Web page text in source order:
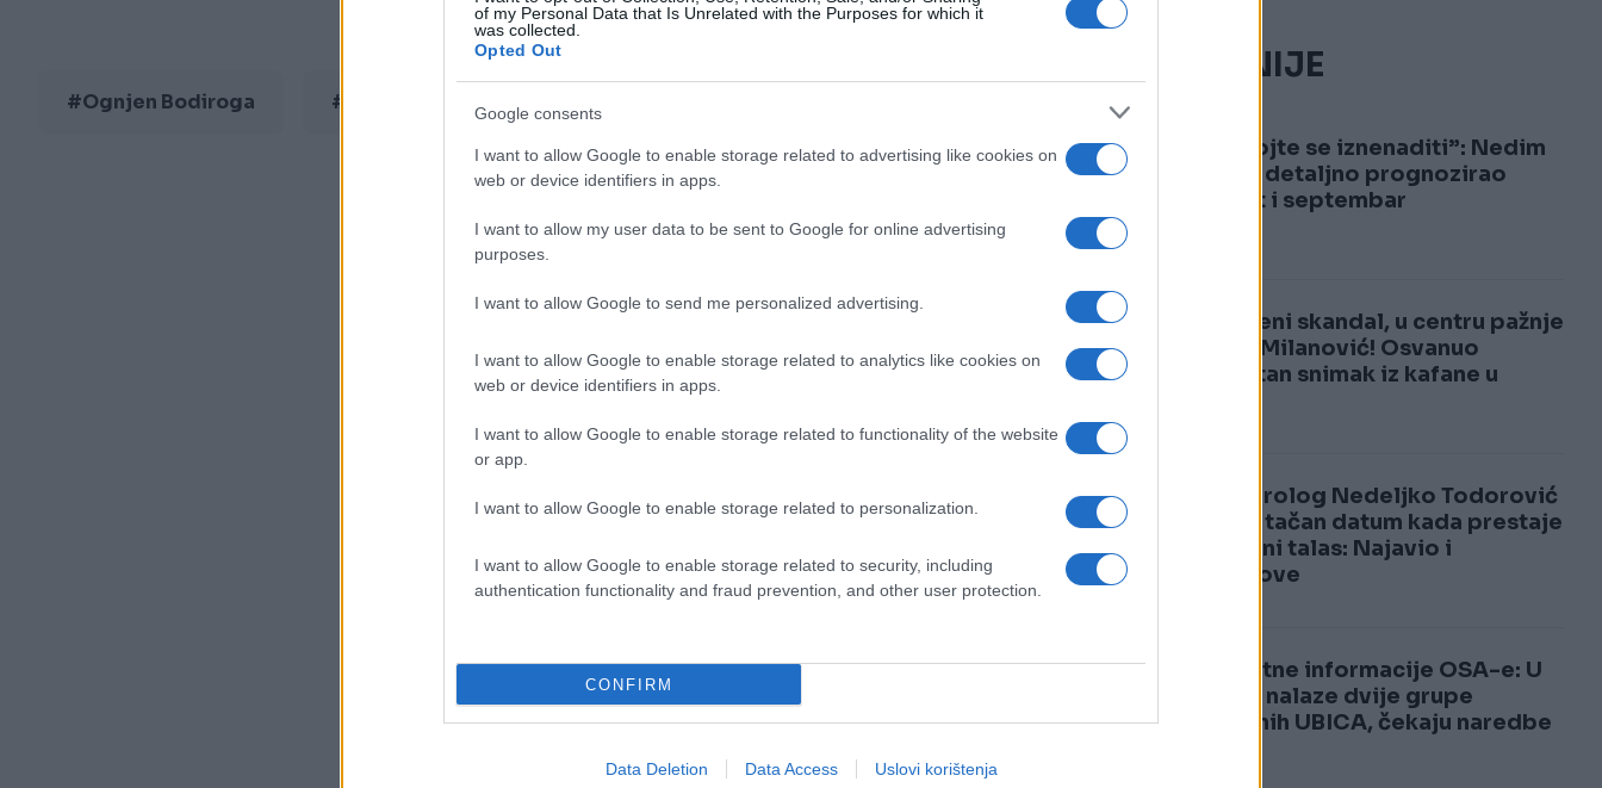
of my Personal Data that Is Unrelated with the Purposes for which it
was collected.
Opted Out
Google consents
I want to allow Google to enable storage related to advertising like cookies on
web or device identifiers in apps.
I want to allow my user data to be sent to Google for online advertising
purposes.
I want to allow Google to send me personalized advertising.
I want to allow Google to enable storage related to analytics like cookies on
web or device identifiers in apps.
I want to allow Google to enable storage related to functionality of the website
or app.
I want to allow Google to enable storage related to personalization.
I want to allow Google to enable storage related to security, including
authentication functionality and fraud prevention, and other user protection.
CONFIRM
Data Deletion Data Access Uslovi korištenja
#Ognjen Bodiroga #Nenad Stevandić
NAJČITANIJE
1
“Nemojte se iznenaditi”: Nedim
Sladić detaljno prognozirao
avgust i septembar
2
Neviđeni skandal, u centru pažnje
Zoran Milanović! Osvanuo
šokantan snimak iz kafane u
3
Meteorolog Nedeljko Todorović
otkrio tačan datum kada prestaje
toplotni talas: Najavio i
pljuskove
4
Šokantne informacije OSA-e: U
BiH se nalaze dvije grupe
plaćenih UBICA, čekaju naredbe